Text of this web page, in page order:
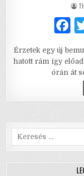
F
c
e
o
o
Érzetek egy új
hatott rám így
órán át
Search
for: